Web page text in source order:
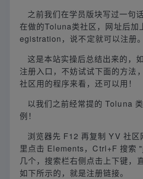
之前我们在学员版块写过一句
在做的Toluna类社区，网址后
egistration，说不定就可以注册
这是本站实操后总结出来的，
注册入口，不妨试试下面的方法
社区用的程序来看，还可以用！
以我们之前经常提的 Toluna
例！
浏览器先 F12 再复制 YV 社区
里点击 Elements，Ctrl+F 搜索
几个，搜索栏右侧点击上下键，
如下所示的，就是注册链接。